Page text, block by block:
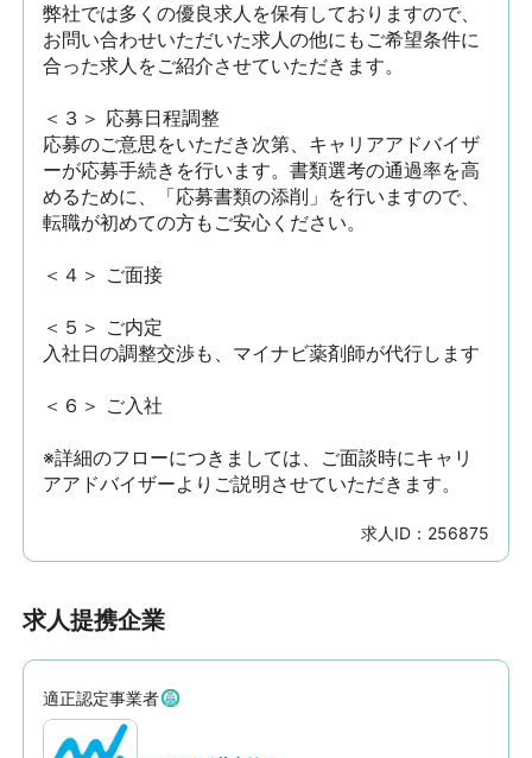
弊社では多くの優良求人を保有しておりますので、
お問い合わせいただいた求人の他にもご希望条件に
合った求人をご紹介させていただきます。
＜３＞ 応募日程調整
応募のご意思をいただき次第、キャリアアドバイザ
ーが応募手続きを行います。書類選考の通過率を高
めるために、「応募書類の添削」を行いますので、
転職が初めての方もご安心ください。
＜４＞ ご面接
＜５＞ ご内定
入社日の調整交渉も、マイナビ薬剤師が代行します
＜６＞ ご入社
※詳細のフローにつきましては、ご面談時にキャリ
アアドバイザーよりご説明させていただきます。
求人ID： 256875
求人提携企業
適正認定事業者